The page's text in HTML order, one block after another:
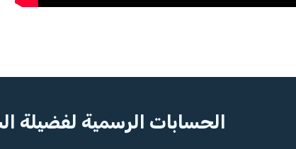
الحسابات الرسمية لفضيلة